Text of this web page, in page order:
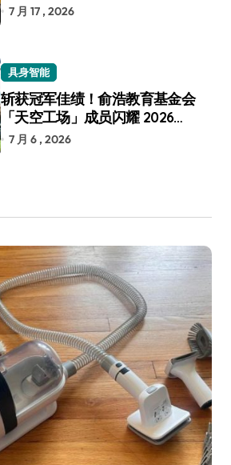
7 月 17 , 2026
具身智能
斩获冠军佳绩！俞浩教育基金会
「天空工场」成员闪耀 2026
RoboCup 机器人世界杯
7 月 6 , 2026